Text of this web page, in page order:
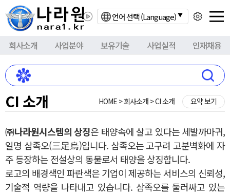
회사소개 사업분야 보유기술 사업실적 인재채용
CI 소개 HOME > 회사소개 > CI 소개 요약 보기
㈜나라원시스템의 상징은 태양속에 살고 있다는 세발까마귀,
일명 삼족오(三足烏)입니다. 삼족오는 고구려 고분벽화에 자
주 등장하는 전설상의 동물로서 태양을 상징합니다.
로고의 배경색인 파란색은 기업이 제공하는 서비스의 신뢰성,
기술적 역량을 나타내고 있습니다. 삼족오를 둘러싸고 있는
언어 선택 (Language)